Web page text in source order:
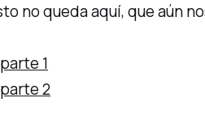
no queda aquí, que aún
1
parte 2